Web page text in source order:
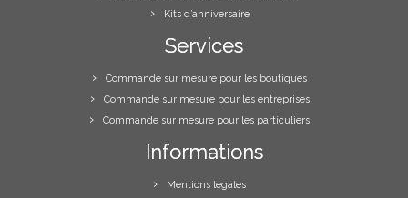
Kits d’anniversaire
Services
Commande sur mesure pour les boutiques
Commande sur mesure pour les entreprises
Commande sur mesure pour les particuliers
Informations
Mentions légales